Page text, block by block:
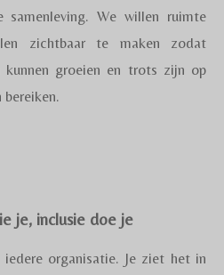
samenleving. We willen ruimte
zichtbaar te maken zodat
kunnen groeien en trots zijn op
je, inclusie doe je
organisatie. Je ziet het in